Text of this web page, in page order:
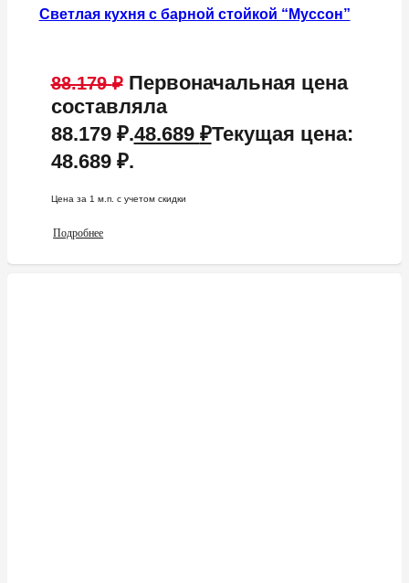
Светлая кухня с барной стойкой “Муссон”
88.179₽ Первоначальная цена
составляла
88.179 ₽.48.689 ₽Текущая цена:
48.689 ₽.
Цена за 1 м.п. c учетом скидки
Подробнее